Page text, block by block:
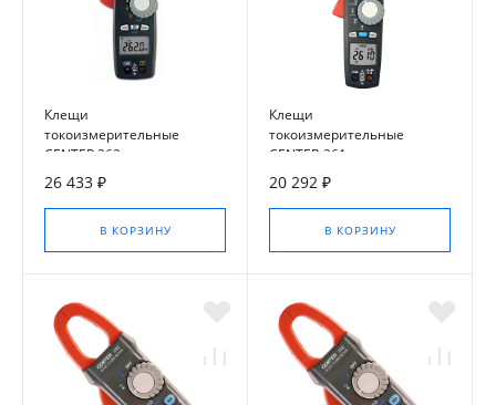
Клещи
токоизмерительные
CENTER 262
26 433 ₽
В КОРЗИНУ
Клещи
токоизмерительные
CENTER-261
20 292 ₽
В КОРЗИНУ